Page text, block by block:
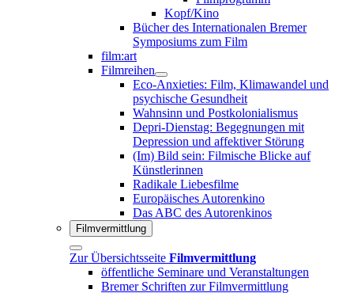
Kopf/Kino
Bücher des Internationalen Bremer
Symposiums zum Film
film:art
Filmreihen
Eco-Anxieties: Film, Klimawandel und
psychische Gesundheit
Wahnsinn und Postkolonialismus
Depri-Dienstag: Begegnungen mit
Depression und affektiver Störung
(Im) Bild sein: Filmische Blicke auf
Künstlerinnen
Radikale Liebesfilme
Europäisches Autorenkino
Das ABC des Autorenkinos
Filmvermittlung
Zur Übersichtsseite Filmvermittlung
öffentliche Seminare und Veranstaltungen
Bremer Schriften zur Filmvermittlung